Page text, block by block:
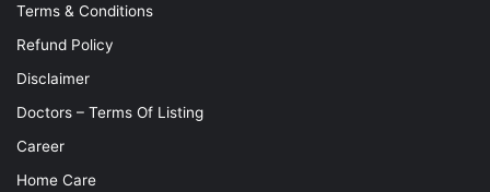
Terms & Conditions
Refund Policy
Disclaimer
Doctors – Terms Of Listing
Career
Home Care